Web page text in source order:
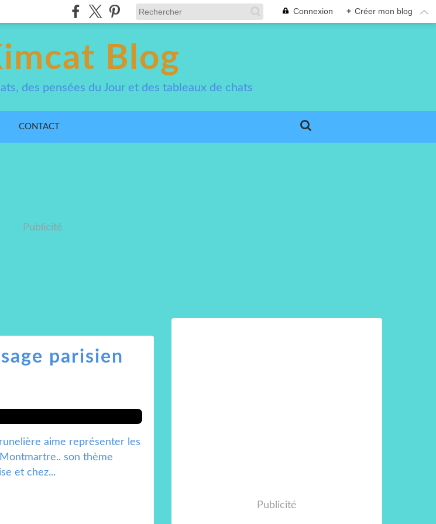
Connexion + Créer mon blog
Blog
des pensées du Jour et des tableaux de chats
CONTACT
Publicité
parisien
aime représenter les
son thème
et chez...
Publicité